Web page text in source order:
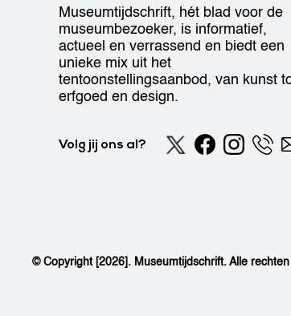
Museumtijdschrift, hét blad voor de
museumbezoeker, is informatief,
actueel en verrassend en biedt een
unieke mix uit het
tentoonstellingsaanbod, van kunst
erfgoed en design.
Volg jij ons al?
© Copyright [2026]. Museumtijdschrift. Alle